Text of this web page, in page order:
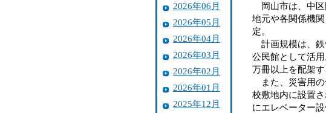
2026年06月
2026年05月
2026年04月
2026年03月
2026年02月
2026年01月
2025年12月
岡山市は、中区
地元や各関係機
定。
計画規模は、鉄
公民館として活
万冊以上を配架
また、災害用の
校敷地内に設置
にエレベーター設